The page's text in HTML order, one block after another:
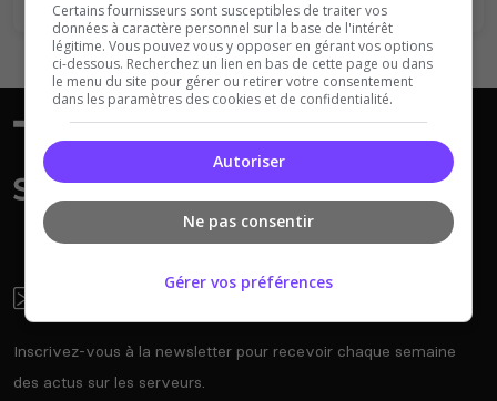
Inscrivez-vous à la newsletter pour recevoir chaque semaine
des actus sur les serveurs.
Certains fournisseurs sont susceptibles de traiter vos
données à caractère personnel sur la base de l'intérêt
légitime. Vous pouvez vous y opposer en gérant vos options
ci-dessous. Recherchez un lien en bas de cette page ou dans
le menu du site pour gérer ou retirer votre consentement
dans les paramètres des cookies et de confidentialité.
Autoriser
Ne pas consentir
Gérer vos préférences